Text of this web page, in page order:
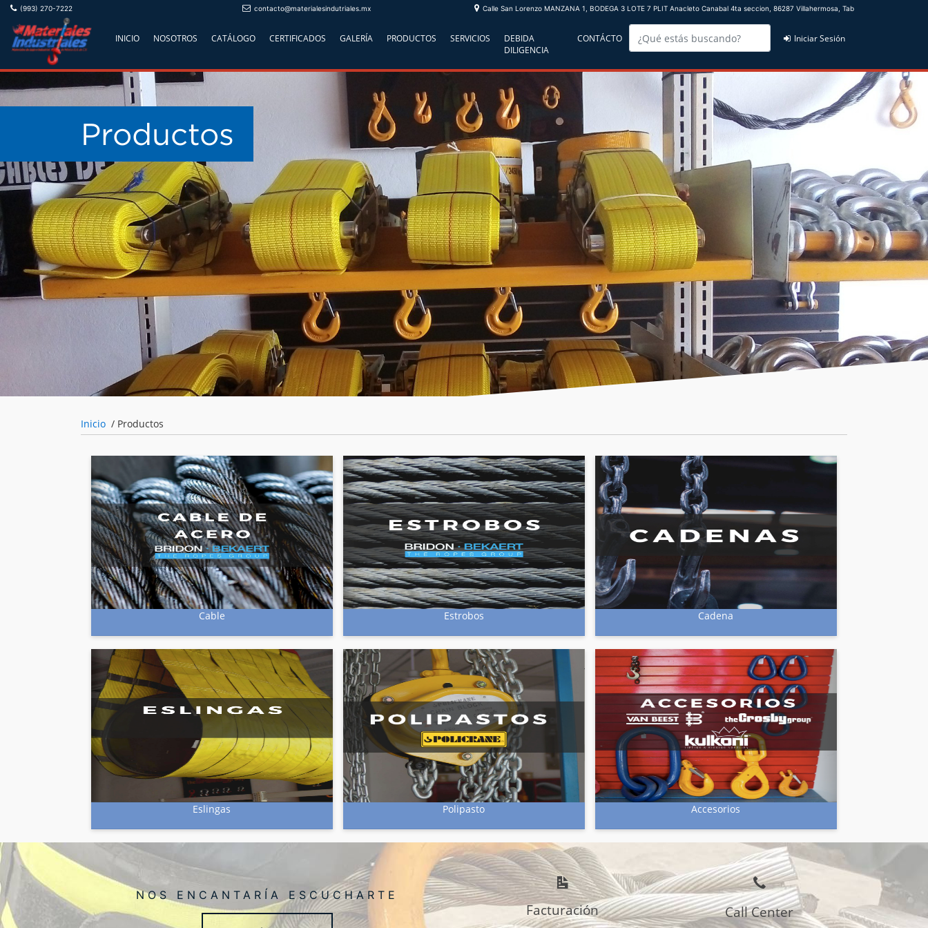
(993) 270-7222 contacto@materialesindutriales.mx Calle San Lorenzo MANZANA 1, BODEGA 3 LOTE 7 PLIT Anacleto Canabal 4ta seccion, 86287 Villahermosa, Tab
INICIO NOSOTROS CATÁLOGO CERTIFICADOS GALERÍA PRODUCTOS SERVICIOS
DEBIDA
DILIGENCIA
CONTÁCTO Iniciar Sesión
Productos
Inicio Productos
Cable Estrobos Cadena
Eslingas Polipasto Accesorios
NOS ENCANTARÍA ESCUCHARTE
Facturación Call Center